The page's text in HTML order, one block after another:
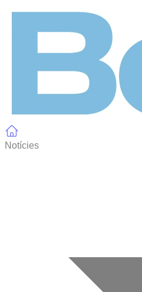
Notícies